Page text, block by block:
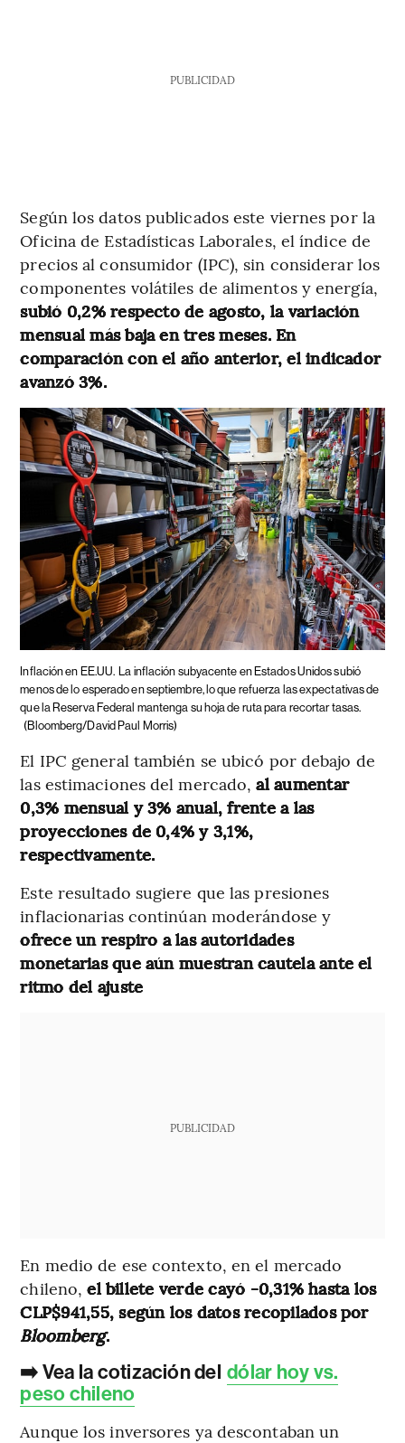
PUBLICIDAD
Según los datos publicados este viernes por la
Oficina de Estadísticas Laborales, el índice de
precios al consumidor (IPC), sin considerar los
componentes volátiles de alimentos y energía,
subió 0,2% respecto de agosto, la variación
mensual más baja en tres meses. En
comparación con el año anterior, el indicador
avanzó 3%.
Inflación en EE.UU.
La inflación subyacente en Estados Unidos subió
menos de lo esperado en septiembre, lo que refuerza las expectativas de
que la Reserva Federal mantenga su hoja de ruta para recortar tasas.
(Bloomberg/David Paul Morris)
El IPC general también se ubicó por debajo de
las estimaciones del mercado,al aumentar
0,3% mensual y 3% anual, frente a las
proyecciones de 0,4% y 3,1%,
respectivamente.
Este resultado sugiere que las presiones
inflacionarias continúan moderándose y
ofrece un respiro a las autoridades
monetarias que aún muestran cautela ante el
ritmo del ajuste
PUBLICIDAD
En medio de ese contexto, en el mercado
chileno,el billete verde cayó -0,31% hasta los
CLP$941,55, según los datos recopilados por
Bloomberg.
➡️ Vea la cotización del dólar hoy vs.
peso chileno
Aunque los inversores ya descontaban un